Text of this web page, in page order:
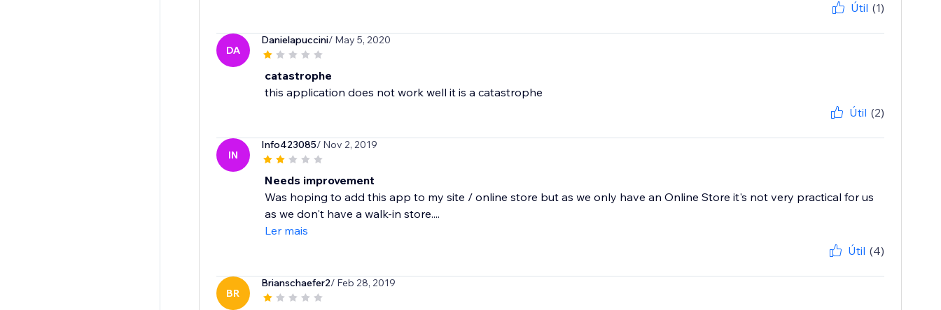
Útil (1)
DA
Danielapuccini/ May 5, 2020
catastrophe
this application does not work well it is a catastrophe
Útil (2)
IN
Info423085/ Nov 2, 2019
Needs improvement
Was hoping to add this app to my site / online store but as we only have an Online Store it's not very practical for us
as we don't have a walk-in store....
Ler mais
Útil (4)
BR
Brianschaefer2/ Feb 28, 2019